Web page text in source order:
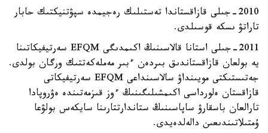
2010-جىلى قازاقستاندا تەستىلىك رەجيمدە سپۋتنيكتىك حابار
تاراتۋ ىسكە قوسىلدى.
2011-جىلى استانا قالاسىنىڭ اكىمدىگى EFQM سەرتيفيكاتىنا
يە بولعان قازاقستاندىق بىردەن ءبىر مەملەكەتتىك ورگان بولدى.
جەتىستىكتى مويىنداۋ سالاسىنداعى EFQM سەرتيفيكاتى
قازاقستان ەلورداسى اكىمشىلىگىنىڭ ءوز قىزمەتىندە ەۋروپادا
تارالعان باسقارۋ ساپاسىنىڭ ستاندارتتارىنا سايكەس بولۋعا
ۇمتىلاتىندىعىن دالەلدەيدى.